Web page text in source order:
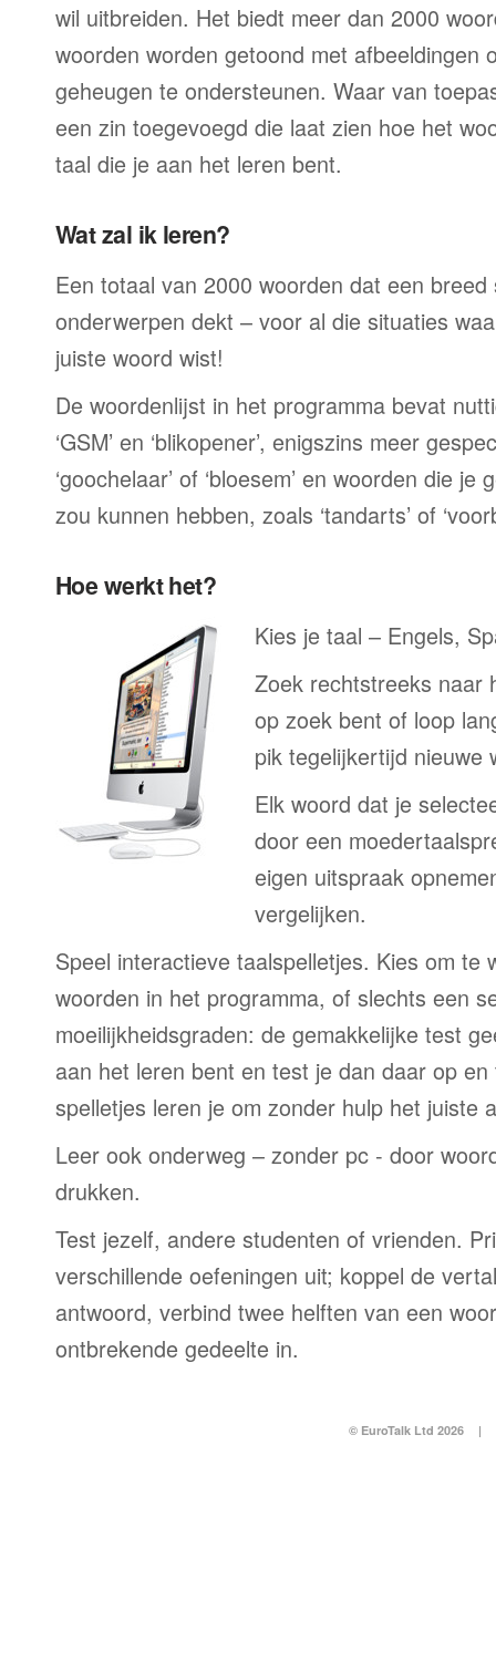
wil uitbreiden. Het biedt meer dan 2000
woorden worden getoond met afbeeldingen
geheugen te ondersteunen. Waar van
een zin toegevoegd die laat zien hoe het
taal die je aan het leren bent.
Wat zal ik leren?
Een totaal van 2000 woorden dat een
onderwerpen dekt – voor al die situaties
juiste woord wist!
De woordenlijst in het programma bevat
‘GSM’ en ‘blikopener’, enigszins meer
‘goochelaar’ of ‘bloesem’ en woorden die
zou kunnen hebben, zoals ‘tandarts’ of
Hoe werkt het?
Kies je taal – Engels,
Zoek rechtstreeks naar
op zoek bent of loop
pik tegelijkertijd nieuwe
Elk woord dat je
door een
eigen uitspraak
vergelijken.
Speel interactieve taalspelletjes. Kies om te
woorden in het programma, of slechts een
moeilijkheidsgraden: de gemakkelijke test
aan het leren bent en test je dan daar op
spelletjes leren je om zonder hulp het juiste
Leer ook onderweg – zonder pc - door
drukken.
Test jezelf, andere studenten of vrienden.
verschillende oefeningen uit; koppel de
antwoord, verbind twee helften van een
ontbrekende gedeelte in.
© EuroTalk Ltd 2026 |